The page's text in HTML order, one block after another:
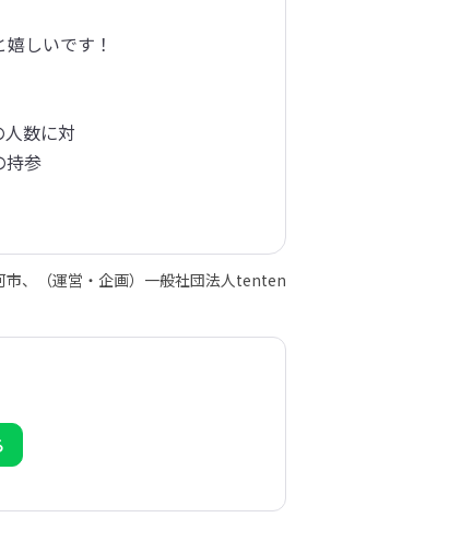
しいです！
数に対
持参
市、（運営・企画）一般社団法人tenten